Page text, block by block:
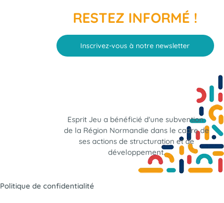
RESTEZ INFORMÉ !
Inscrivez-vous à notre newsletter
Esprit Jeu a bénéficié d'une subvention
de la Région Normandie dans le cadre de
ses actions de structuration et de
développement.
Politique de confidentialité